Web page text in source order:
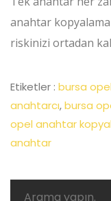
anahtar
riskinizi ortadan
Etiketler : bursa
anahtarcı,bursa
opel anahtar
anahtar